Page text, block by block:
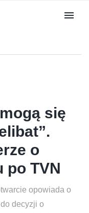
się
o
po TVN
opowiada o
decyzji o